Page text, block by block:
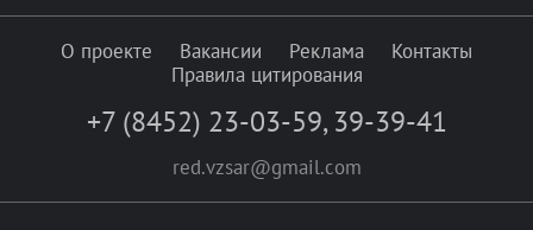
О проекте Вакансии Реклама
Контакты
Правила цитирования
+7 (8452) 23-03-59, 39-39-41
red.vzsar@gmail.com